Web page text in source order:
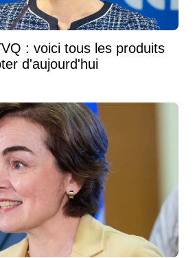
: voici tous les produits
d'aujourd'hui